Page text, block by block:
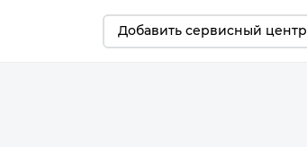
Добавить сервисный центр